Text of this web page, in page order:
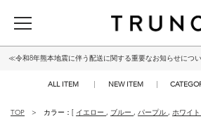
≪令和8年熊本地震に伴う配送に関する重要なお知らせにつ
ALL ITEM NEW ITEM
TOP カラー：[ イエロー , ブルー , パープル , ホワイト